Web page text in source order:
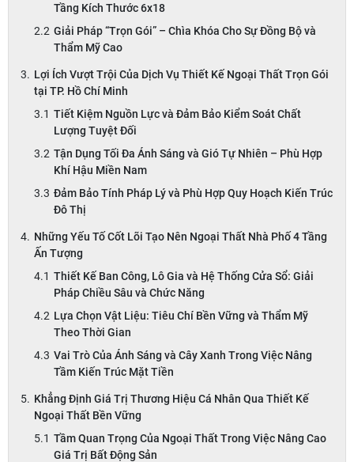
Tầng Kích Thước 6x18
Giải Pháp “Trọn Gói” – Chìa Khóa Cho Sự Đồng Bộ và
Thẩm Mỹ Cao
Lợi Ích Vượt Trội Của Dịch Vụ Thiết Kế Ngoại Thất Trọn Gói
tại TP. Hồ Chí Minh
Tiết Kiệm Nguồn Lực và Đảm Bảo Kiểm Soát Chất
Lượng Tuyệt Đối
Tận Dụng Tối Đa Ánh Sáng và Gió Tự Nhiên – Phù Hợp
Khí Hậu Miền Nam
Đảm Bảo Tính Pháp Lý và Phù Hợp Quy Hoạch Kiến Trúc
Đô Thị
Những Yếu Tố Cốt Lõi Tạo Nên Ngoại Thất Nhà Phố 4 Tầng
Ấn Tượng
Thiết Kế Ban Công, Lô Gia và Hệ Thống Cửa Sổ: Giải
Pháp Chiều Sâu và Chức Năng
Lựa Chọn Vật Liệu: Tiêu Chí Bền Vững và Thẩm Mỹ
Theo Thời Gian
Vai Trò Của Ánh Sáng và Cây Xanh Trong Việc Nâng
Tầm Kiến Trúc Mặt Tiền
Khẳng Định Giá Trị Thương Hiệu Cá Nhân Qua Thiết Kế
Ngoại Thất Bền Vững
Tầm Quan Trọng Của Ngoại Thất Trong Việc Nâng Cao
Giá Trị Bất Động Sản